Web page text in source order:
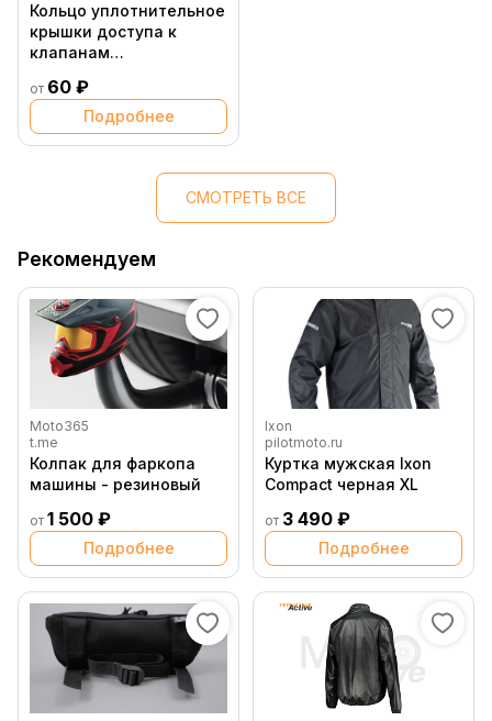
Кольцо уплотнительное
крышки доступа к
клапанам
от 60 ₽
Подробнее
СМОТРЕТЬ ВСЕ
Рекомендуем
Moto365
t.me
Колпак для фаркопа
машины - резиновый
от 1 500 ₽
Подробнее
Ixon
pilotmoto.ru
Куртка мужская Ixon
Compact черная XL
от 3 490 ₽
Подробнее